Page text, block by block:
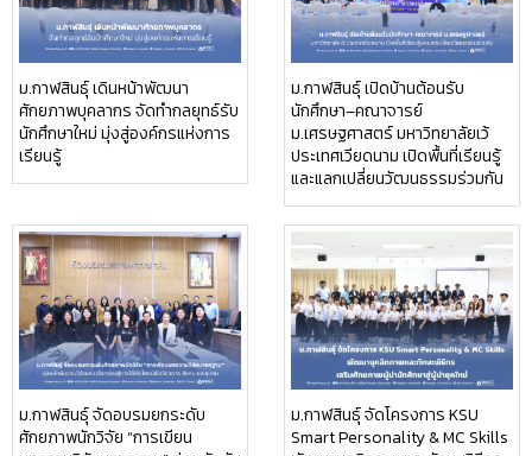
ม.กาฬสินธุ์ เดินหน้าพัฒนา
ศักยภาพบุคลากร จัดทำกลยุทธ์รับ
นักศึกษาใหม่ มุ่งสู่องค์กรแห่งการ
เรียนรู้
ม.กาฬสินธุ์ เปิดบ้านต้อนรับ
นักศึกษา–คณาจารย์
ม.เศรษฐศาสตร์ มหาวิทยาลัยเว้
ประเทศเวียดนาม เปิดพื้นที่เรียนรู้
และแลกเปลี่ยนวัฒนธรรมร่วมกัน
ม.กาฬสินธุ์ จัดอบรมยกระดับ
ศักยภาพนักวิจัย “การเขียน
ม.กาฬสินธุ์ จัดโครงการ KSU
Smart Personality & MC Skills